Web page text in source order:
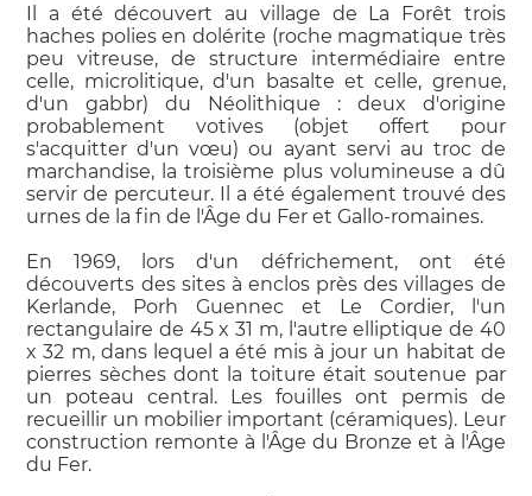
Il a été découvert au village de La Forêt trois
haches polies en dolérite (roche magmatique très
peu vitreuse, de structure intermédiaire entre
celle, microlitique, d'un basalte et celle, grenue,
d'un gabbr) du Néolithique : deux d'origine
probablement votives (objet offert pour
s'acquitter d'un vœu) ou ayant servi au troc de
marchandise, la troisième plus volumineuse a dû
servir de percuteur. Il a été également trouvé des
urnes de la fin de l'Âge du Fer et Gallo-romaines.
En 1969, lors d'un défrichement, ont été
découverts des sites à enclos près des villages de
Kerlande, Porh Guennec et Le Cordier, l'un
rectangulaire de 45 x 31 m, l'autre elliptique de 40
x 32 m, dans lequel a été mis à jour un habitat de
pierres sèches dont la toiture était soutenue par
un poteau central. Les fouilles ont permis de
recueillir un mobilier important (céramiques). Leur
construction remonte à l'Âge du Bronze et à l'Âge
du Fer.